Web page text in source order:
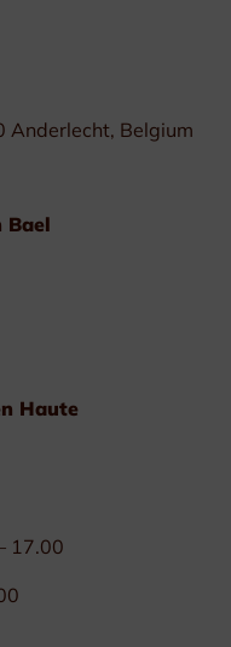
Anderlecht, Belgium
Bael
Haute
17.00